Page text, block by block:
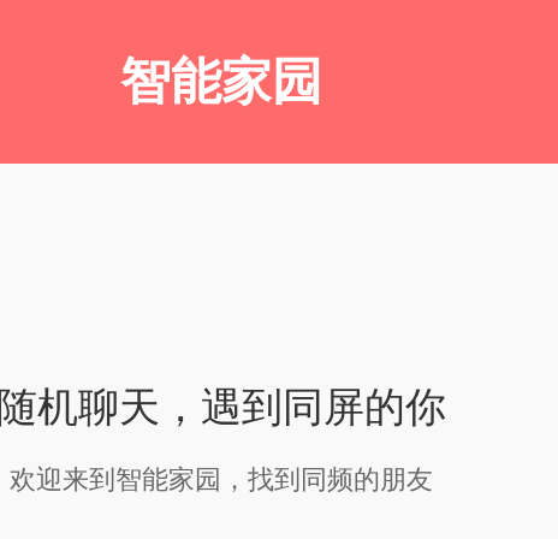
智能家园
随机聊天，遇到同屏的你
欢迎来到智能家园，找到同频的朋友